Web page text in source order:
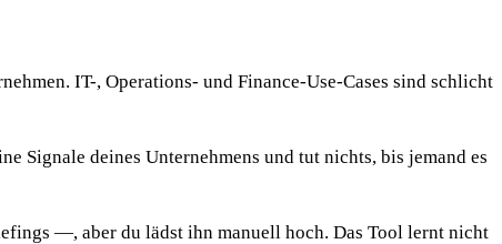
IT-, Operations- und Finance-Use-Cases sind schlicht
Signale deines Unternehmens und tut nichts, bis jemand es
—, aber du lädst ihn manuell hoch. Das Tool lernt nicht